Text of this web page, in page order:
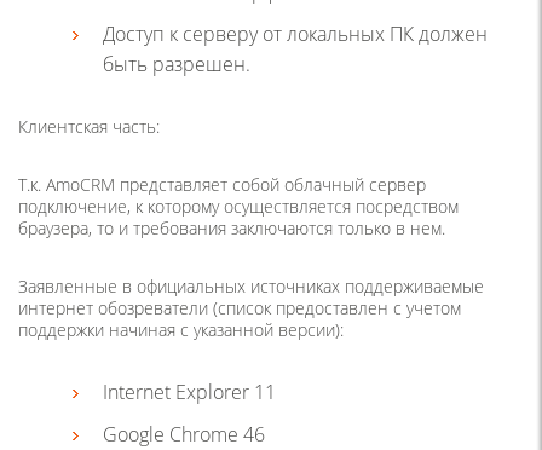
Доступ к серверу от локальных ПК должен
быть разрешен.
Клиентская часть:
Т.к. AmoCRM представляет собой облачный сервер
подключение, к которому осуществляется посредством
браузера, то и требования заключаются только в нем.
Заявленные в официальных источниках поддерживаемые
интернет обозреватели (список предоставлен с учетом
поддержки начиная с указанной версии):
Internet Explorer 11
Google Chrome 46